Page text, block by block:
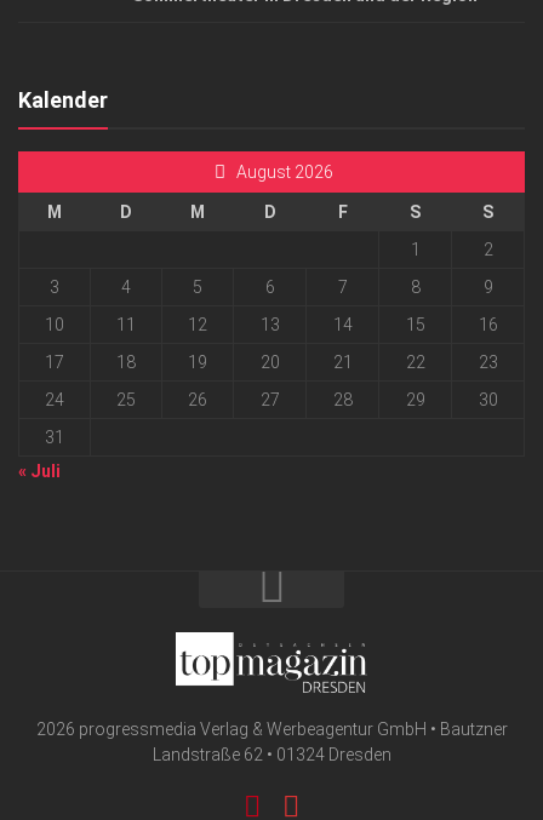
Kalender
August 2026
M D M D F S
S
1
2
3
4 5 6 7 8
9
10
11 12 13 14 15
16
17
18 19 20 21 22
23
24
25 26 27 28 29
30
31
« Juli
2026 progressmedia Verlag & Werbeagentur GmbH • Bautzner
Landstraße 62 • 01324 Dresden